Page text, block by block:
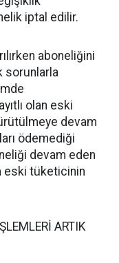
iptal edilir.
aboneliğini
sorunlarla
olan eski
devam
ödemediği
devam eden
eski tüketicinin
ARTIK